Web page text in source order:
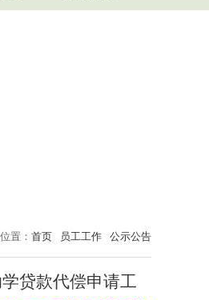
置： 首页 员工工作 公示公告
贷款代偿申请工